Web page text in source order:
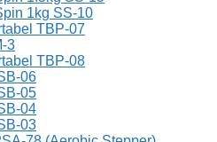
1kg SS-10
TBP-07
3
TBP-08
06
05
04
03